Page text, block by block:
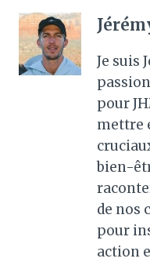
Je suis
pour
mettre
bien-
de nos
pour
action